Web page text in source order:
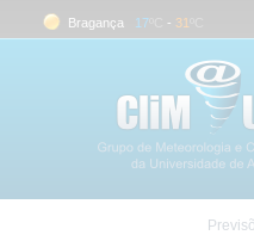
Bragança 17 ºC 31 ºC